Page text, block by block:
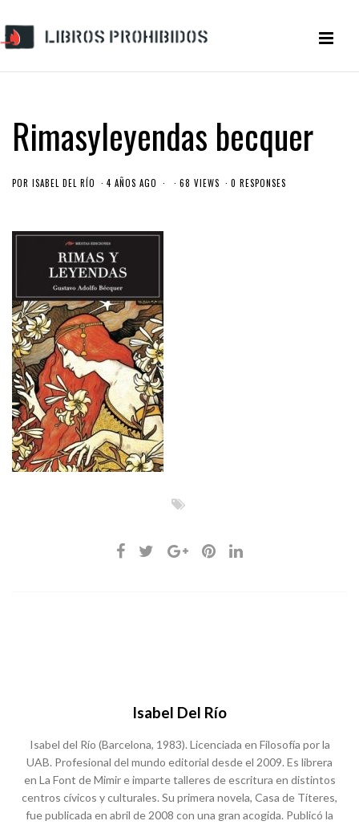
Rimasyleyendas becquer
POR ISABEL DEL RÍO 4 AÑOS AGO 68 VIEWS 0 RESPONSES
Isabel Del Río
Isabel del Río (Barcelona, 1983). Licenciada en Filosofía por la
UAB. Profesional del mundo editorial desde el 2009. Es librera
en La Font de Mimir e imparte talleres de escritura en distintos
centros cívicos y culturales. Su primera novela, Casa de Títeres,
fue publicada en abril de 2008 con una gran acogida. Publicó la